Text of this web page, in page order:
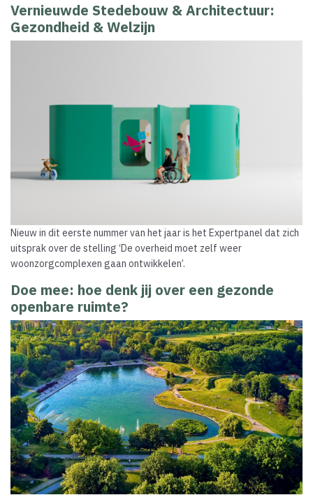
Vernieuwde Stedebouw & Architectuur:
Gezondheid & Welzijn
Nieuw in dit eerste nummer van het jaar is het Expertpanel dat zich
uitsprak over de stelling ‘De overheid moet zelf weer
woonzorgcomplexen gaan ontwikkelen’.
Doe mee: hoe denk jij over een gezonde
openbare ruimte?